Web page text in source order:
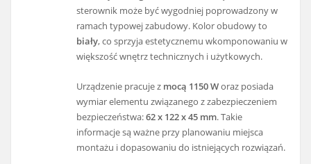
sterownik może być wygodniej poprowadzony w
ramach typowej zabudowy. Kolor obudowy to
biały, co sprzyja estetycznemu wkomponowaniu w
większość wnętrz technicznych i użytkowych.
Urządzenie pracuje z mocą 1150 Woraz posiada
wymiar elementu związanego z zabezpieczeniem
bezpieczeństwa:62 x 122 x 45 mm. Takie
informacje są ważne przy planowaniu miejsca
montażu i dopasowaniu do istniejących rozwiązań.